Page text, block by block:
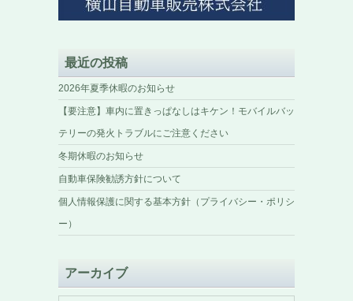
最近の投稿
2026年夏季休暇のお知らせ
【要注意】車内に置きっぱなしはキケン！モバイルバッ
テリーの発火トラブルにご注意ください
冬期休暇のお知らせ
自動車保険勧誘方針について
個人情報保護に関する基本方針（プライバシー・ポリシ
ー）
アーカイブ
ア